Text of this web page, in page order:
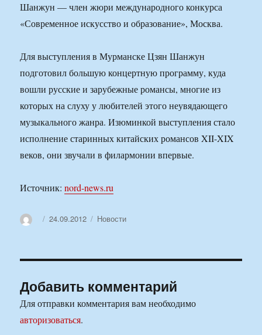
Шанжун — член жюри международного конкурса
«Современное искусство и образование», Москва.
Для выступления в Мурманске Цзян Шанжун
подготовил большую концертную программу, куда
вошли русские и зарубежные романсы, многие из
которых на слуху у любителей этого неувядающего
музыкального жанра. Изюминкой выступления стало
исполнение старинных китайских романсов XII-XIX
веков, они звучали в филармонии впервые.
Источник:nord-news.ru
АвторОпубликовано
24.09.2012 Рубрики
Новости
Добавить комментарий
Для отправки комментария вам необходимо
авторизоваться.